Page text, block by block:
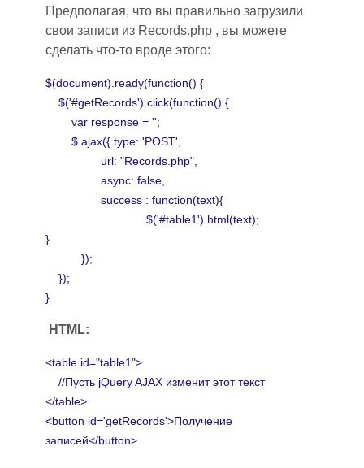
Предполагая, что вы правильно загрузили
свои записи из Records.php , вы можете
сделать что-то вроде этого:
$(document).ready(function() {
$('#getRecords').click(function() {
var response = '';
$.ajax({ type: 'POST',
url: "Records.php",
async: false,
success : function(text){
$('#table1').html(text);
}
});
});
}
HTML:
<table id="table1">
//Пусть jQuery AJAX изменит этот текст
</table>
<button id='getRecords'>Получение
записей</button>